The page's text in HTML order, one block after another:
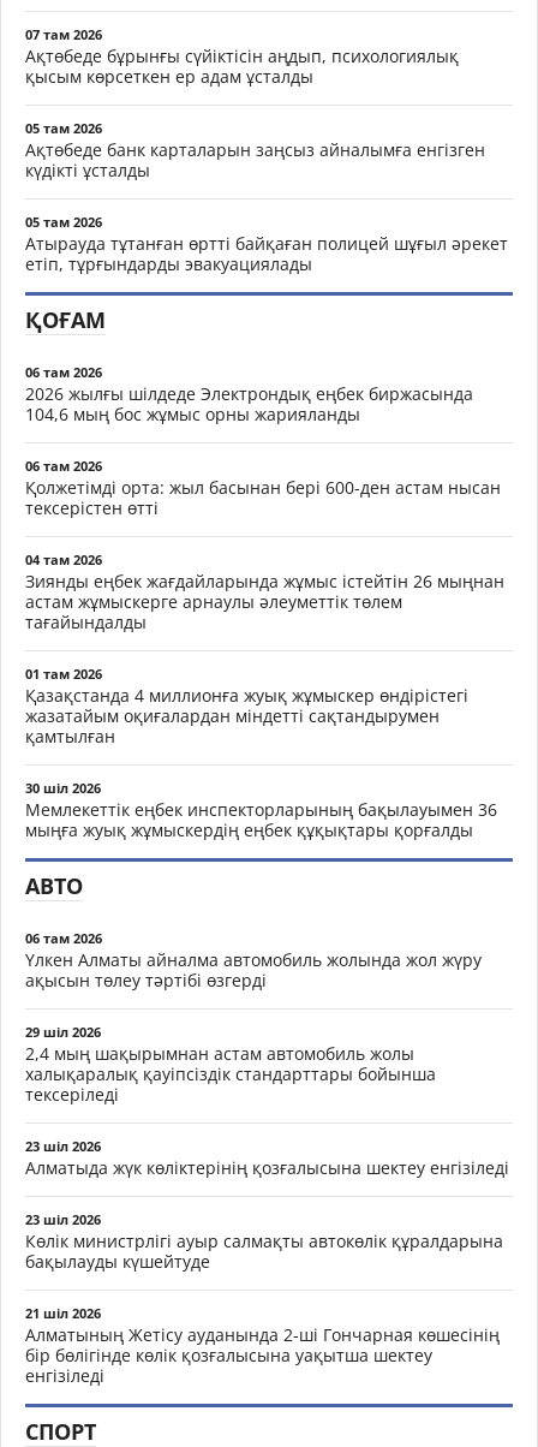
07 там 2026
Ақтөбеде бұрынғы сүйіктісін аңдып, психологиялық
қысым көрсеткен ер адам ұсталды
05 там 2026
Ақтөбеде банк карталарын заңсыз айналымға енгізген
күдікті ұсталды
05 там 2026
Атырауда тұтанған өртті байқаған полицей шұғыл әрекет
етіп, тұрғындарды эвакуациялады
ҚОҒАМ
06 там 2026
2026 жылғы шілдеде Электрондық еңбек биржасында
104,6 мың бос жұмыс орны жарияланды
06 там 2026
Қолжетімді орта: жыл басынан бері 600-ден астам нысан
тексерістен өтті
04 там 2026
Зиянды еңбек жағдайларында жұмыс істейтін 26 мыңнан
астам жұмыскерге арнаулы әлеуметтік төлем
тағайындалды
01 там 2026
Қазақстанда 4 миллионға жуық жұмыскер өндірістегі
жазатайым оқиғалардан міндетті сақтандырумен
қамтылған
30 шіл 2026
Мемлекеттік еңбек инспекторларының бақылауымен 36
мыңға жуық жұмыскердің еңбек құқықтары қорғалды
АВТО
06 там 2026
Үлкен Алматы айналма автомобиль жолында жол жүру
ақысын төлеу тәртібі өзгерді
29 шіл 2026
2,4 мың шақырымнан астам автомобиль жолы
халықаралық қауіпсіздік стандарттары бойынша
тексеріледі
23 шіл 2026
Алматыда жүк көліктерінің қозғалысына шектеу енгізіледі
23 шіл 2026
Көлік министрлігі ауыр салмақты автокөлік құралдарына
бақылауды күшейтуде
21 шіл 2026
Алматының Жетісу ауданында 2-ші Гончарная көшесінің
бір бөлігінде көлік қозғалысына уақытша шектеу
енгізіледі
СПОРТ